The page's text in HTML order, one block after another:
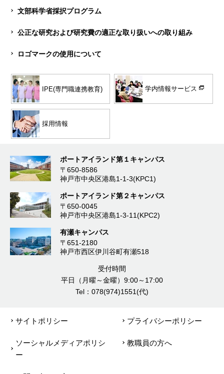
文部科学省採択プログラム
公正な研究および研究費の適正な取り扱いへの取り組み
ロゴマークの使用について
IPE(専門職連携教育) 学内情報サービス
採用情報
ポートアイランド第１キャンパス
〒650-8586
神戸市中央区港島1-1-3(KPC1)
ポートアイランド第２キャンパス
〒650-0045
神戸市中央区港島1-3-11(KPC2)
有瀬キャンパス
〒651-2180
神戸市西区伊川谷町有瀬518
受付時間
平日（月曜～金曜）9:00～17:00
Tel：078(974)1551(代)
サイトポリシー プライバシーポリシー
ソーシャルメディアポリシ
ー
教職員の方へ